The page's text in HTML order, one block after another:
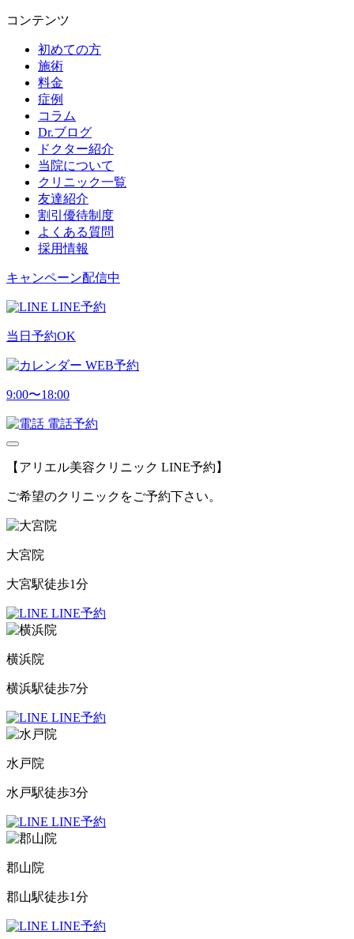
コンテンツ
初めての方
施術
料金
症例
コラム
Dr.ブログ
ドクター紹介
当院について
クリニック一覧
友達紹介
割引優待制度
よくある質問
採用情報
キャンペーン配信中
LINE予約
当日予約OK
WEB予約
9:00〜18:00
電話予約
【アリエル美容クリニック LINE予約】
ご希望のクリニックをご予約下さい。
大宮院
大宮駅徒歩1分
LINE予約
横浜院
横浜駅徒歩7分
LINE予約
水戸院
水戸駅徒歩3分
LINE予約
郡山院
郡山駅徒歩1分
LINE予約